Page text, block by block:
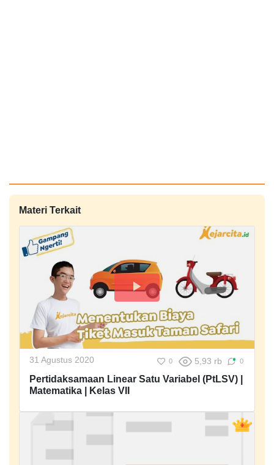
Materi Terkait
31 Agustus 2020 0 5,93 rb 0
Pertidaksamaan Linear Satu Variabel (PtLSV) |
Matematika | Kelas VII